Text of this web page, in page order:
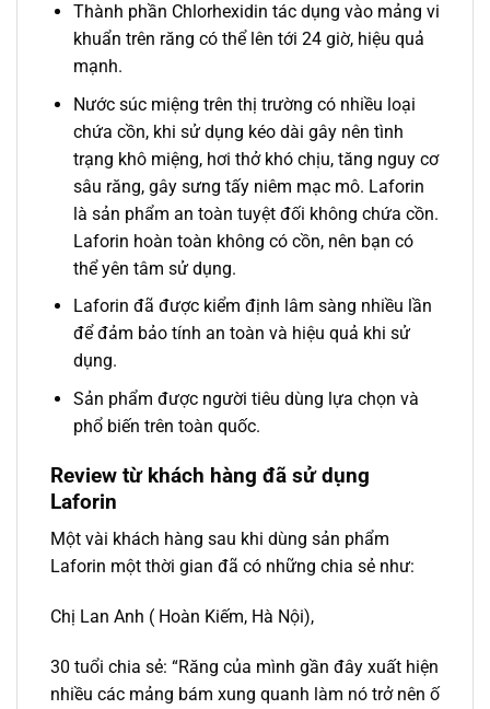
Thành phần Chlorhexidin tác dụng vào mảng vi
khuẩn trên răng có thể lên tới 24 giờ, hiệu quả
mạnh.
Nước súc miệng trên thị trường có nhiều loại
chứa cồn, khi sử dụng kéo dài gây nên tình
trạng khô miệng, hơi thở khó chịu, tăng nguy cơ
sâu răng, gây sưng tấy niêm mạc mô. Laforin
là sản phẩm an toàn tuyệt đối không chứa cồn.
Laforin hoàn toàn không có cồn, nên bạn có
thể yên tâm sử dụng.
Laforin đã được kiểm định lâm sàng nhiều lần
để đảm bảo tính an toàn và hiệu quả khi sử
dụng.
Sản phẩm được người tiêu dùng lựa chọn và
phổ biến trên toàn quốc.
Review từ khách hàng đã sử dụng
Laforin
Một vài khách hàng sau khi dùng sản phẩm
Laforin một thời gian đã có những chia sẻ như:
Chị Lan Anh ( Hoàn Kiếm, Hà Nội),
30 tuổi chia sẻ: “Răng của mình gần đây xuất hiện
nhiều các mảng bám xung quanh làm nó trở nên ố